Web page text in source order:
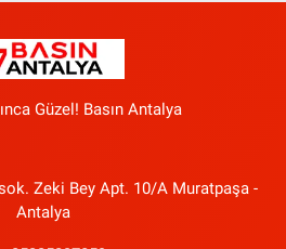
Güzel! Basın Antalya
Zeki Bey Apt. 10/A Muratpaşa -
Antalya